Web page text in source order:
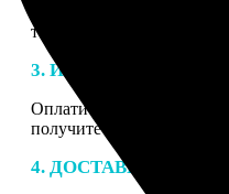
специалисты могут
телефону или email для
3. ИЗГОТОВЛЕНИЕ
Оплатите заказ
получите подтверждение
4. ДОСТАВКА И